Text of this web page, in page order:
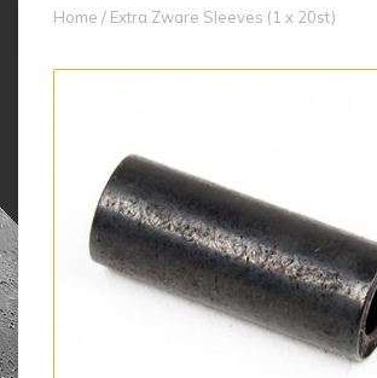
Home / Extra Zware Sleeves (1 x 20st)